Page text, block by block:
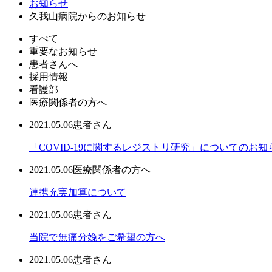
お知らせ
久我山病院からのお知らせ
すべて
重要なお知らせ
患者さんへ
採用情報
看護部
医療関係者の方へ
2021.05.06患者さん
「COVID-19に関するレジストリ研究」についてのお知
2021.05.06医療関係者の方へ
連携充実加算について
2021.05.06患者さん
当院で無痛分娩をご希望の方へ
2021.05.06患者さん